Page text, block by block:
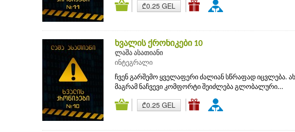
₾0.25 GEL
ხვალის ქრონიკები 10
ლაშა ასათიანი
ინტეგრალი
ჩვენ გარშემო ყველაფერი ძალიან სწრაფად იცვლება.
მაგრამ ნაჩვევი კომფორტი შეიძლება გლობალური...
₾0.25 GEL